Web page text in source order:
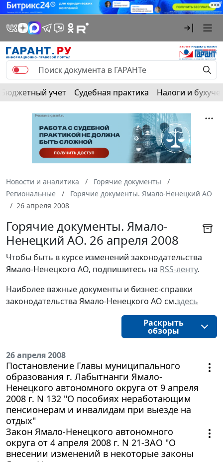
Бюджетный учет Судебная практика Налоги и
Новости и аналитика
Горячие документы
Региональные
Горячие документы. Ямало-Ненецкий АО
26 апреля 2008
Горячие документы. Ямало-
Ненецкий АО. 26 апреля 2008
Чтобы быть в курсе изменений законодательства
Ямало-Ненецкого АО, подпишитесь на RSS-ленту.
Наиболее важные документы и бизнес-справки
законодательства Ямало-Ненецкого АО см.здесь
Раскрыть
обзоры
26 апреля 2008
Постановление Главы муниципального
образования г. Лабытнанги Ямало-
Ненецкого автономного округа от 9 апреля
2008 г. N 132 "О пособиях неработающим
пенсионерам и инвалидам при выезде на
отдых"
Закон Ямало-Ненецкого автономного
округа от 4 апреля 2008 г. N 21-ЗАО "О
внесении изменений в некоторые законы